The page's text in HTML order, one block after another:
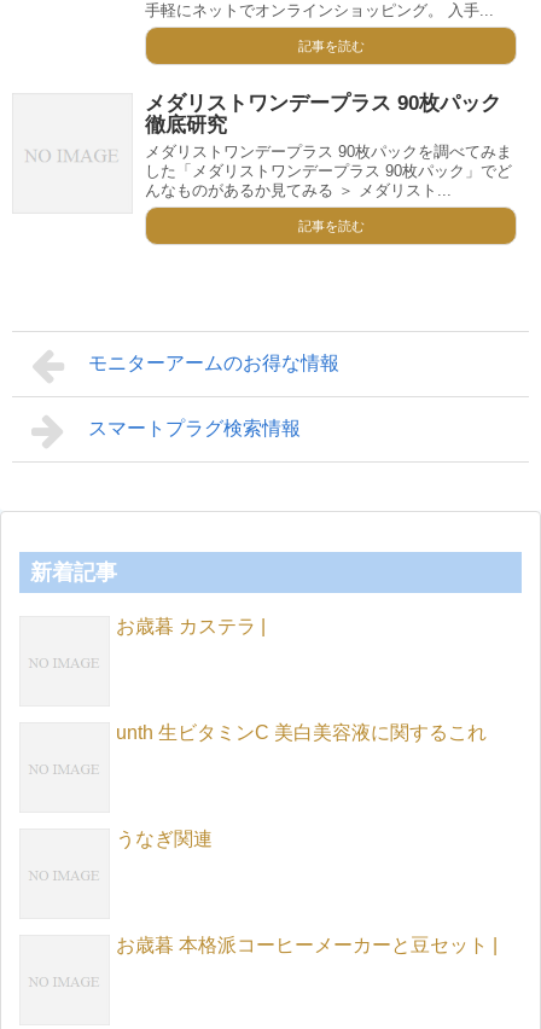
手軽にネットでオンラインショッピング。 入手...
記事を読む
メダリストワンデープラス 90枚パック
徹底研究
メダリストワンデープラス 90枚パックを調べてみま
した「メダリストワンデープラス 90枚パック」でど
んなものがあるか見てみる ＞ メダリスト...
記事を読む
モニターアームのお得な情報
スマートプラグ検索情報
新着記事
お歳暮 カステラ |
unth 生ビタミンC 美白美容液に関するこれ
うなぎ関連
お歳暮 本格派コーヒーメーカーと豆セット |